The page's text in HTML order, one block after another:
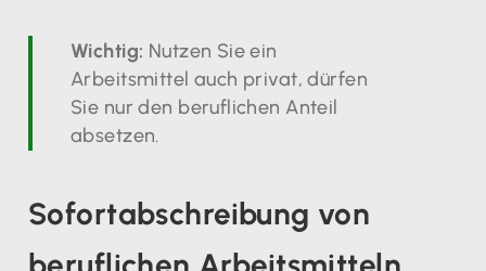
Wichtig: Nutzen Sie ein
Arbeitsmittel auch privat, dürfen
Sie nur den beruflichen Anteil
absetzen.
Sofortabschreibung von